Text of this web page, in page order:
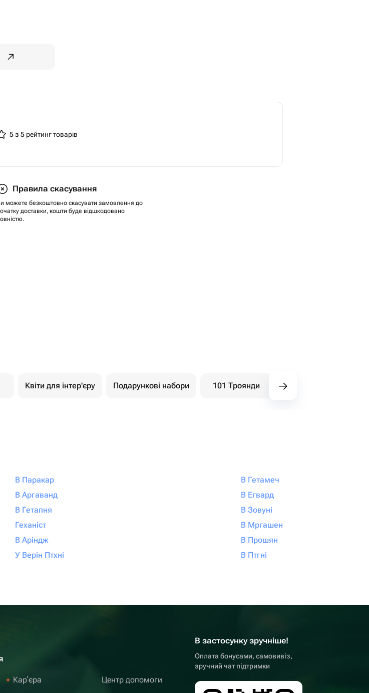
5 з 5 рейтинг товарів
Правила скасування
можете безкоштовно скасувати замовлення до
доставки, кошти буде відшкодовано
Квіти для інтер'єру Подарункові набори 101 Троянди
В Паракар
В Аргаванд
В Гетапня
Геханіст
В Аріндж
У Верін Птхні
В Гетамеч
В Егвард
В Зовуні
В Мргашен
В Прошян
В Птгні
Карʼєра
Центр допомоги
В застосунку зручніше!
Оплата бонусами, самовивіз,
зручний чат підтримки